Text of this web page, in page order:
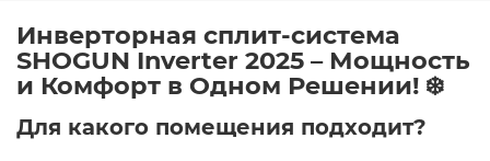
Инверторная сплит-система
SHOGUN Inverter 2025 – Мощность
и Комфорт в Одном Решении! ❄️
Для какого помещения подходит?